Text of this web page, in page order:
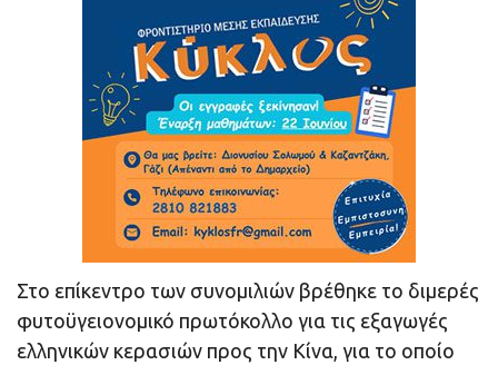
Στο επίκεντρο των συνομιλιών βρέθηκε το διμερές
φυτοϋγειονομικό πρωτόκολλο για τις εξαγωγές
ελληνικών κερασιών προς την Κίνα, για το οποίο